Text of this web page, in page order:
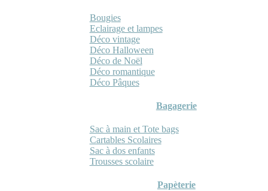
Bougies
Eclairage et lampes
Déco vintage
Déco Halloween
Déco de Noël
Déco romantique
Déco Pâques
Bagagerie
Sac à main et Tote bags
Cartables Scolaires
Sac à dos enfants
Trousses scolaire
Papèterie